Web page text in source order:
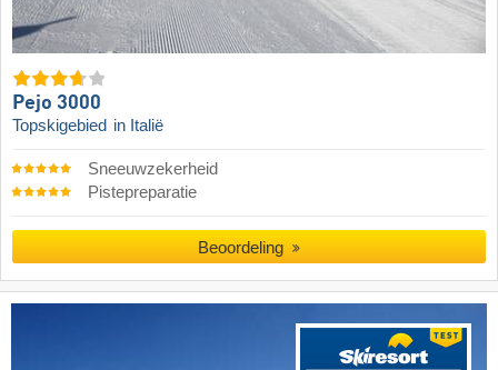
Pejo 3000
Topskigebied in Italië
Sneeuwzekerheid
Pistepreparatie
Beoordeling